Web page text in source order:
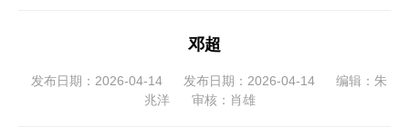
邓超
发布日期：2026-04-14 发布日期：2026-04-14
编辑：朱
兆洋
审核：肖雄